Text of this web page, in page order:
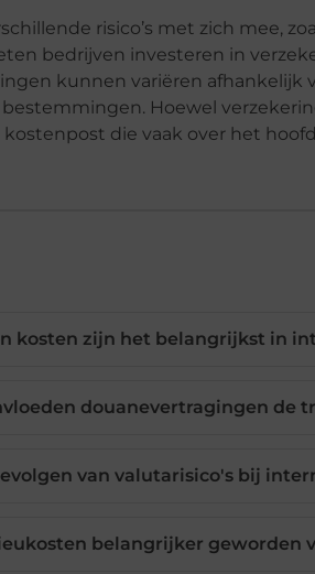
risico’s met zich mee,
bedrijven investeren in
kunnen variëren afhankelijk
Hoewel
die vaak over het
kosten zijn het belangrijkst in
douanevertragin­gen de
van valutarisico's bij
belangrijker geworden